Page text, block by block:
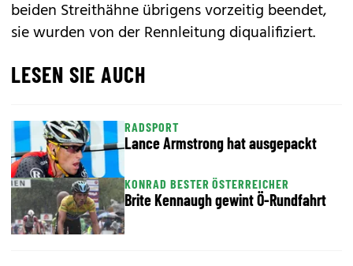
beiden Streithähne übrigens vorzeitig beendet,
sie wurden von der Rennleitung diqualifiziert.
LESEN SIE AUCH
RADSPORT
Lance Armstrong hat ausgepackt
KONRAD BESTER ÖSTERREICHER
Brite Kennaugh gewint Ö-Rundfahrt